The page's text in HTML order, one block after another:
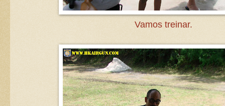
Vamos treinar.